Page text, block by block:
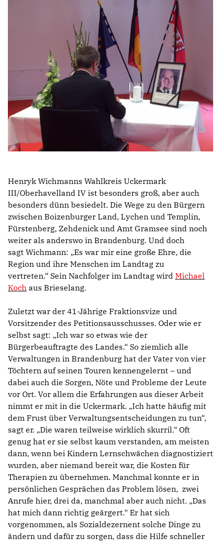
Henryk Wichmanns Wahlkreis Uckermark
III/Oberhavelland IV ist besonders groß, aber auch
besonders dünn besiedelt. Die Wege zu den Bürgern
zwischen Boizenburger Land, Lychen und Templin,
Fürstenberg, Zehdenick und Amt Gramsee sind noch
weiter als anderswo in Brandenburg. Und doch
sagt Wichmann: „Es war mir eine große Ehre, die
Region und ihre Menschen im Landtag zu
vertreten.“ Sein Nachfolger im Landtag wird Michael
Koch aus Brieselang.
Zuletzt war der 41-Jährige Fraktionsvize und
Vorsitzender des Petitionsausschusses. Oder wie er
selbst sagt: „Ich war so etwas wie der
Bürgerbeauftragte des Landes.“ So ziemlich alle
Verwaltungen in Brandenburg hat der Vater von vier
Töchtern auf seinen Touren kennengelernt – und
dabei auch die Sorgen, Nöte und Probleme der Leute
vor Ort. Vor allem die Erfahrungen aus dieser Arbeit
nimmt er mit in die Uckermark. „Ich hatte häufig mit
dem Frust über Verwaltungsentscheidungen zu tun“,
sagt er. „Die waren teilweise wirklich skurril.“ Oft
genug hat er sie selbst kaum verstanden, am meisten
dann, wenn bei Kindern Lernschwächen diagnostiziert
wurden, aber niemand bereit war, die Kosten für
Therapien zu übernehmen. Manchmal konnte er in
persönlichen Gesprächen das Problem lösen, zwei
Anrufe hier, drei da, manchmal aber auch nicht. „Das
hat mich dann richtig geärgert.“ Er hat sich
vorgenommen, als Sozialdezernent solche Dinge zu
ändern und dafür zu sorgen, dass die Hilfe schneller